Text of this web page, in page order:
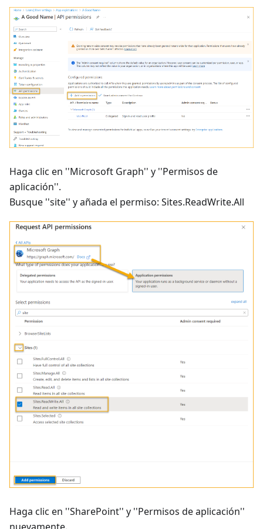
Haga clic en ''Microsoft Graph'' y ''Permisos de
aplicación''.
Busque ''site'' y añada el permiso: Sites.ReadWrite.All
Haga clic en ''SharePoint'' y ''Permisos de aplicación''